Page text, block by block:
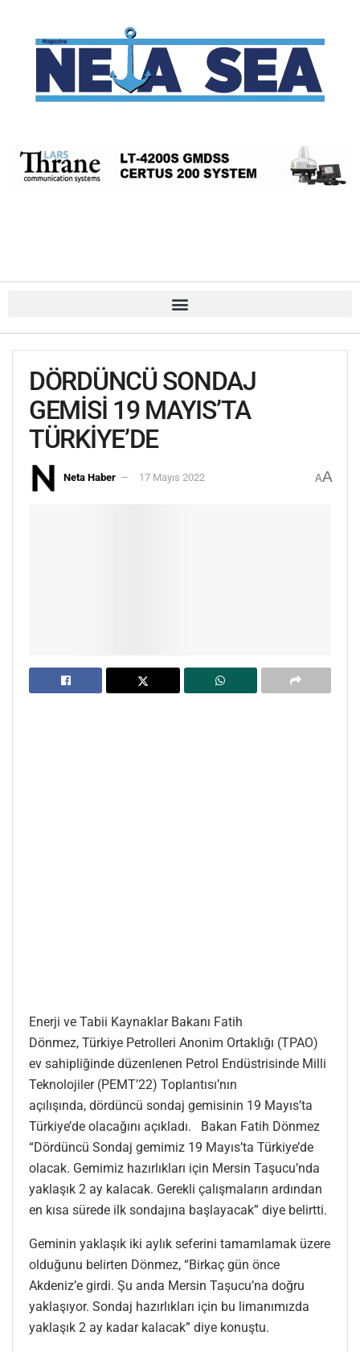
DÖRDÜNCÜ SONDAJ
GEMİSİ 19 MAYIS’TA
TÜRKİYE’DE
Neta Haber 17 Mayıs 2022 AA
Enerji ve Tabii Kaynaklar Bakanı Fatih
Dönmez, Türkiye Petrolleri Anonim Ortaklığı (TPAO)
ev sahipliğinde düzenlenen Petrol Endüstrisinde Milli
Teknolojiler (PEMT’22) Toplantısı’nın
açılışında, dördüncü sondaj gemisinin 19 Mayıs’ta
Türkiye’de olacağını açıkladı. Bakan Fatih Dönmez
“Dördüncü Sondaj gemimiz 19 Mayıs’ta Türkiye’de
olacak. Gemimiz hazırlıkları için Mersin Taşucu’nda
yaklaşık 2 ay kalacak. Gerekli çalışmaların ardından
en kısa sürede ilk sondajına başlayacak” diye belirtti.
Geminin yaklaşık iki aylık seferini tamamlamak üzere
olduğunu belirten Dönmez, “Birkaç gün önce
Akdeniz’e girdi. Şu anda Mersin Taşucu’na doğru
yaklaşıyor. Sondaj hazırlıkları için bu limanımızda
yaklaşık 2 ay kadar kalacak” diye konuştu.